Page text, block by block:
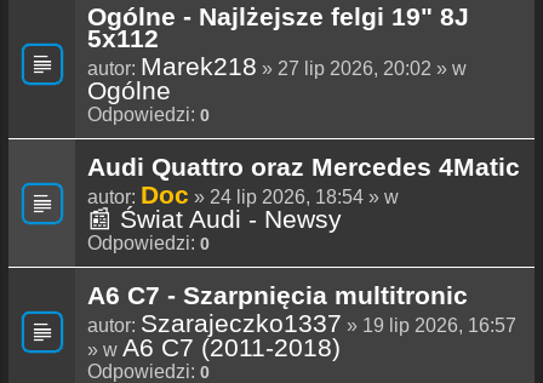
Ogólne - Najlżejsze felgi 19" 8J
5x112
autor: Marek218 » 27 lip 2026, 20:02 » w
Ogólne
Odpowiedzi: 0
Audi Quattro oraz Mercedes 4Matic
autor: Doc » 24 lip 2026, 18:54 » w
📰 Świat Audi - Newsy
Odpowiedzi: 0
A6 C7 - Szarpnięcia multitronic
autor: Szarajeczko1337 » 19 lip 2026, 16:57
» w A6 C7 (2011-2018)
Odpowiedzi: 0